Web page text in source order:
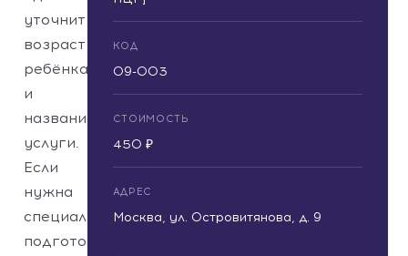
уточнит
возраст
ребёнка
и
название
услуги.
Если
нужна
специальная
подготовка,
КОД
09-003
СТОИМОСТЬ
450 ₽
АДРЕС
Москва, ул. Островитянова, д. 9